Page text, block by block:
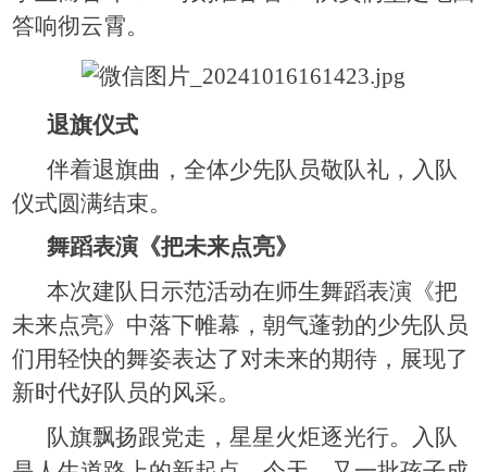
答响彻云霄。
退旗仪式
伴着退旗曲，全体少先队员敬队礼，入队
仪式圆满结束。
舞蹈表演《把未来点亮》
本次建队日示范活动在师生舞蹈表演《把
未来点亮》中落下帷幕，朝气蓬勃的少先队员
们用轻快的舞姿表达了对未来的期待，展现了
新时代好队员的风采。
队旗飘扬跟党走，星星火炬逐光行。入队